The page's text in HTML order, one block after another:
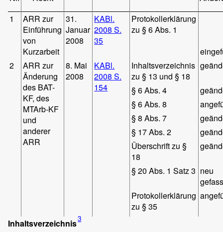
1
ARR zur
Einführung
von
Kurzarbeit
31.
Januar
2008
KABl.
2008 S.
35
Protokollerklärung
zu § 6 Abs. 1
2
ARR zur
Änderung
des BAT-
KF, des
MTArb-KF
und
anderer
ARR
8. Mai
2008
KABl.
2008 S.
154
Inhaltsverzeichnis
zu § 13 und § 18
§ 6 Abs. 4
§ 6 Abs. 8
§ 8 Abs. 7
§ 17 Abs. 2
Überschrift zu §
18
§ 20 Abs. 1 Satz 3 neu
Protokollerklärung
zu § 35
Inhaltsverzeichnis3